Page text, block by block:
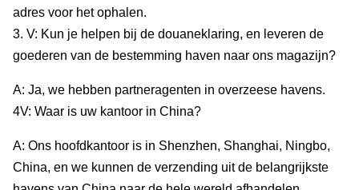
adres voor het ophalen.
3. V: Kun je helpen bij de douaneklaring, en leveren de
goederen van de bestemming haven naar ons magazijn?
A: Ja, we hebben partneragenten in overzeese havens.
4V: Waar is uw kantoor in China?
A: Ons hoofdkantoor is in Shenzhen, Shanghai, Ningbo,
China, en we kunnen de verzending uit de belangrijkste